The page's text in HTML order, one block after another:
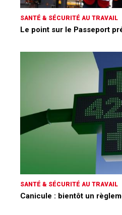
SANTÉ & SÉCURITÉ AU TRAVAIL
Le point sur le Passeport
SANTÉ & SÉCURITÉ AU TRAVAIL
Canicule : bientôt un